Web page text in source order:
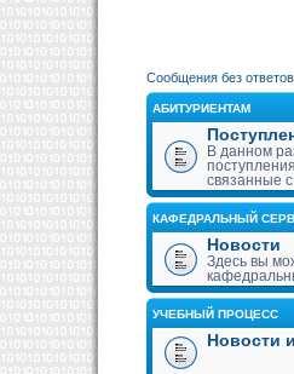
Сообщения без ответов
АБИТУРИЕНТАМ
В данном
связанные
КАФЕДРАЛЬНЫЙ
Новости
Здесь вы
УЧЕБНЫЙ ПРОЦЕСС
Новости